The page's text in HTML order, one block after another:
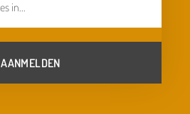
AANMELDEN